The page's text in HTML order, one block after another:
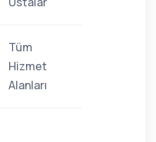
Tüm
Hizmet
Alanları